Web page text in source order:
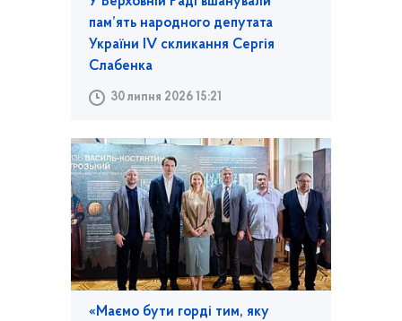
пам’ять народного депутата
України IV скликання Сергія
Слабенка
30 липня 2026 15:21
«Маємо бути горді тим, яку